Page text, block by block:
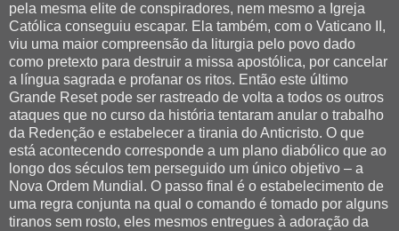
pela mesma elite de conspiradores, nem mesmo a Igreja
Católica conseguiu escapar. Ela também, com o Vaticano II,
viu uma maior compreensão da liturgia pelo povo dado
como pretexto para destruir a missa apostólica, por cancelar
a língua sagrada e profanar os ritos. Então este último
Grande Reset pode ser rastreado de volta a todos os outros
ataques que no curso da história tentaram anular o trabalho
da Redenção e estabelecer a tirania do Anticristo. O que
está acontecendo corresponde a um plano diabólico que ao
longo dos séculos tem perseguido um único objetivo – a
Nova Ordem Mundial. O passo final é o estabelecimento de
uma regra conjunta na qual o comando é tomado por alguns
tiranos sem rosto, eles mesmos entregues à adoração da